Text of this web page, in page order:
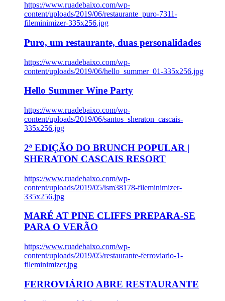
https://www.ruadebaixo.com/wp-
content/uploads/2019/06/restaurante_puro-7311-
fileminimizer-335x256.jpg
Puro, um restaurante, duas personalidades
https://www.ruadebaixo.com/wp-
content/uploads/2019/06/hello_summer_01-335x256.jpg
Hello Summer Wine Party
https://www.ruadebaixo.com/wp-
content/uploads/2019/06/santos_sheraton_cascais-
335x256.jpg
2ª EDIÇÃO DO BRUNCH POPULAR |
SHERATON CASCAIS RESORT
https://www.ruadebaixo.com/wp-
content/uploads/2019/05/ism38178-fileminimizer-
335x256.jpg
MARÉ AT PINE CLIFFS PREPARA-SE
PARA O VERÃO
https://www.ruadebaixo.com/wp-
content/uploads/2019/05/restaurante-ferroviario-1-
fileminimizer.jpg
FERROVIÁRIO ABRE RESTAURANTE